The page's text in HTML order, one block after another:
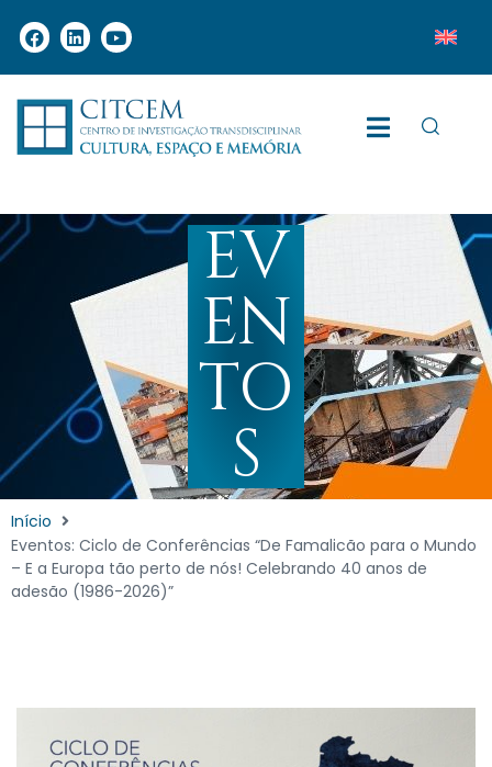
EV
EN
TO
S
Início
Eventos: Ciclo de Conferências “De Famalicão para o Mundo
– E a Europa tão perto de nós! Celebrando 40 anos de
adesão (1986-2026)”